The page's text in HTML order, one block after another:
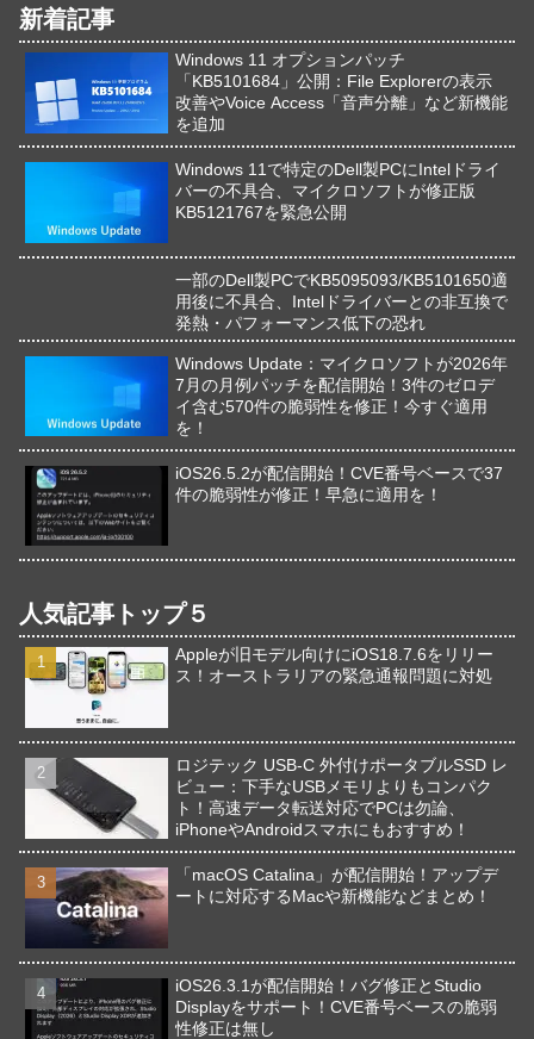
新着記事
Windows 11 オプションパッチ
「KB5101684」公開：File Explorerの表示
改善やVoice Access「音声分離」など新機能
を追加
Windows 11で特定のDell製PCにIntelドライ
バーの不具合、マイクロソフトが修正版
KB5121767を緊急公開
一部のDell製PCでKB5095093/KB5101650適
用後に不具合、Intelドライバーとの非互換で
発熱・パフォーマンス低下の恐れ
Windows Update：マイクロソフトが2026年
7月の月例パッチを配信開始！3件のゼロデ
イ含む570件の脆弱性を修正！今すぐ適用
を！
iOS26.5.2が配信開始！CVE番号ベースで37
件の脆弱性が修正！早急に適用を！
人気記事トップ５
Appleが旧モデル向けにiOS18.7.6をリリー
ス！オーストラリアの緊急通報問題に対処
ロジテック USB-C 外付けポータブルSSD レ
ビュー：下手なUSBメモリよりもコンパク
ト！高速データ転送対応でPCは勿論、
iPhoneやAndroidスマホにもおすすめ！
「macOS Catalina」が配信開始！アップデ
ートに対応するMacや新機能などまとめ！
iOS26.3.1が配信開始！バグ修正とStudio
Displayをサポート！CVE番号ベースの脆弱
性修正は無し